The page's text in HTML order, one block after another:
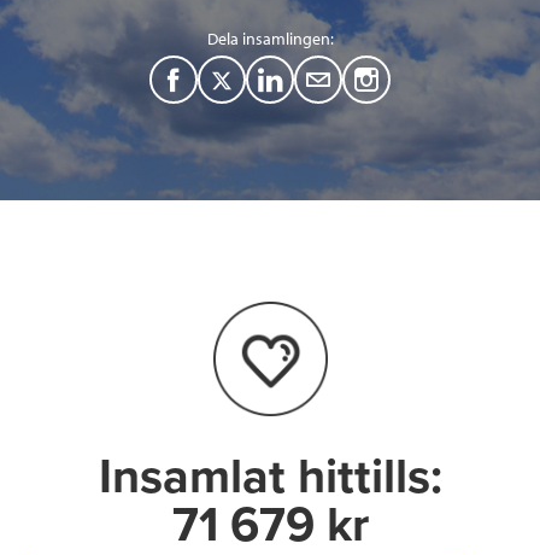
Dela insamlingen:
F
T
w
e
L
i
I
n
M
Insamlat hittills:
71 679 kr